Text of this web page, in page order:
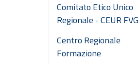
Comitato Etico Unico
Regionale - CEUR FVG
Centro Regionale
Formazione